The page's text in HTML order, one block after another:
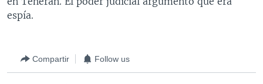
DEPORTIVO INTERNACIONAL
ENTRETENIMIENTO
espía.
Compartir Follow us